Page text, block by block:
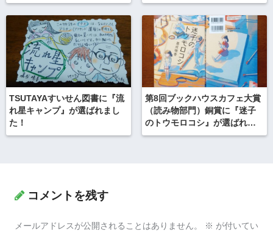
TSUTAYAすいせん図書に『流
れ星キャンプ』が選ばれまし
た！
第8回ブックハウスカフェ大賞
（読み物部門）銅賞に『迷子
のトウモロコシ』が選ばれま
した！
コメントを残す
メールアドレスが公開されることはありません。 ※ が付いてい